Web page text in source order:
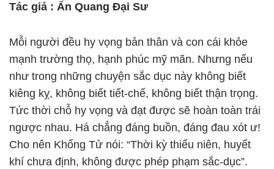
Tác giả : Ấn Quang Ðại Sư
Mỗi người đều hy vọng bản thân và con cái khỏe
mạnh trường thọ, hạnh phúc mỹ mãn. Nhưng nếu
như trong những chuyện sắc dục này không biết
kiêng kỵ, không biết tiết-chế, không biết thận trọng.
Tức thời chỗ hy vọng và đạt được sẽ hoàn toàn trái
ngược nhau. Há chẳng đáng buồn, đáng đau xót ư!
Cho nên Khổng Tử nói: “Thời kỳ thiếu niên, huyết
khí chưa định, không được phép phạm sắc-dục”.